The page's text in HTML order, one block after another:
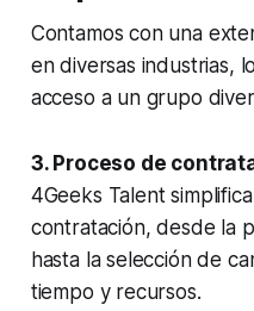
Contamos con una
en diversas industrias,
acceso a un grupo
3. Proceso de
4Geeks Talent
contratación, desde la
hasta la selección de
tiempo y recursos.